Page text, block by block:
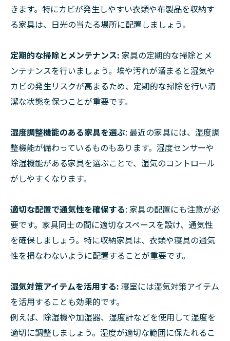
きます。特にカビが発生しやすい衣類や布製品を収納す
る家具は、日光の当たる場所に配置しましょう。
定期的な掃除とメンテナンス: 家具の定期的な掃除とメ
ンテナンスを行いましょう。埃や汚れが溜まると湿気や
カビの発生リスクが高まるため、定期的な掃除を行い清
潔な状態を保つことが重要です。
湿度調整機能のある家具を選ぶ: 最近の家具には、湿度調
整機能が備わっているものもあります。湿度センサーや
除湿機能がある家具を選ぶことで、湿気のコントロール
がしやすくなります。
適切な配置で通気性を確保する: 家具の配置にも注意が必
要です。家具同士の間に適切なスペースを設け、通気性
を確保しましょう。特に収納家具は、衣類や寝具の通気
性を損なわないように配置することが重要です。
湿気対策アイテムを活用する: 寝室には湿気対策アイテム
を活用することも効果的です。
例えば、除湿機や加湿器、湿度計などを使用して湿度を
適切に調整しましょう。湿度が適切な範囲に保たれるこ